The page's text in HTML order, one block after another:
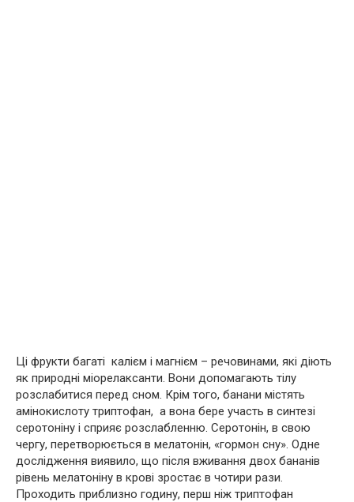
Ці фрукти багаті калієм і магнієм – речовинами, які діють
як природні міорелаксанти. Вони допомагають тілу
розслабитися перед сном. Крім того, банани містять
амінокислоту триптофан, а вона бере участь в синтезі
серотоніну і сприяє розслабленню. Серотонін, в свою
чергу, перетворюється в мелатонін, «гормон сну». Одне
дослідження виявило, що після вживання двох бананів
рівень мелатоніну в крові зростає в чотири рази.
Проходить приблизно годину, перш ніж триптофан